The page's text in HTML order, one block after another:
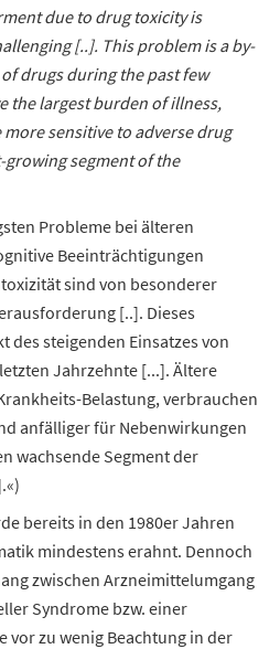
due to drug toxicity is
[..]. This problem is a by-
drugs during the past few
the largest burden of illness,
sensitive to adverse drug
segment of the
Probleme bei älteren
Beeinträchtigungen
sind von besonderer
[..]. Dieses
des steigenden Einsatzes von
Jahrzehnte [...]. Ältere
Belastung, verbrauchen
anfälliger für Nebenwirkungen
wachsende Segment der
bereits in den 1980er Jahren
mindestens erahnt. Dennoch
zwischen Arzneimittelumgang
Syndrome bzw. einer
vor zu wenig Beachtung in der